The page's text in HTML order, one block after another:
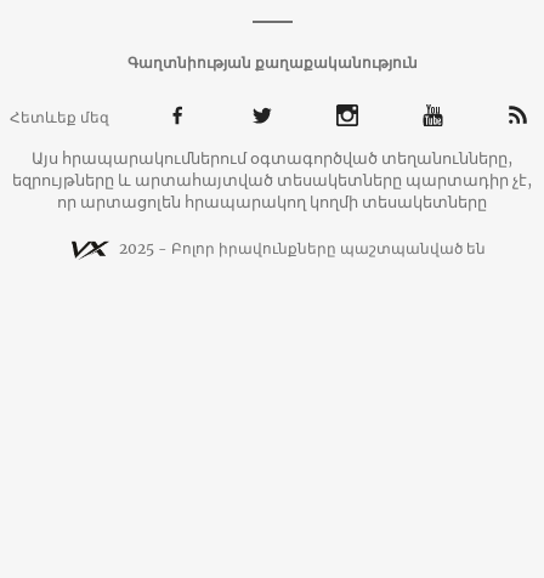
Գաղտնիության քաղաքականություն
Հետևեք մեզ
Այս հրապարակումներում օգտագործված տեղանունները,
եզրույթները և արտահայտված տեսակետները պարտադիր չէ,
որ արտացոլեն հրապարակող կողմի տեսակետները
2025 - Բոլոր իրավունքները պաշտպանված են